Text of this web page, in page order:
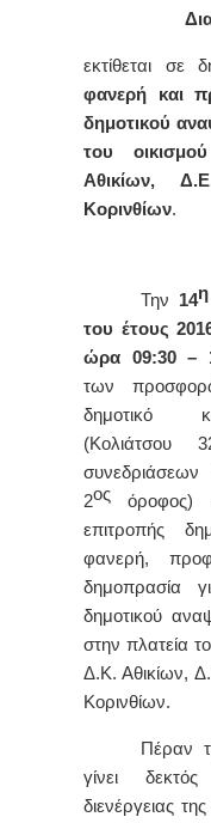
εκτίθεται σε
φανερή και
δημοτικού
του
Αθικίων,
Κορινθίων.
Την 14η
του έτους
ώρα 09:30 –
των
δημοτικό
(Κολιάτσου
συνεδριάσεων
2ος όροφος)
επιτροπής
φανερή,
δημοπρασία
δημοτικού
στην πλατεία
Δ.Κ. Αθικίων,
Κορινθίων.
Πέραν
γίνει
διενέργειας